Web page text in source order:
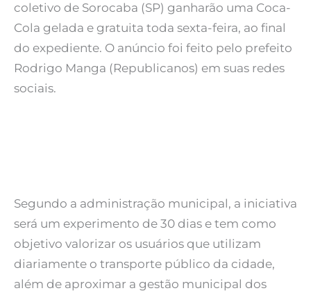
coletivo de Sorocaba (SP) ganharão uma Coca-
Cola gelada e gratuita toda sexta-feira, ao final
do expediente. O anúncio foi feito pelo prefeito
Rodrigo Manga (Republicanos) em suas redes
sociais.
Segundo a administração municipal, a iniciativa
será um experimento de 30 dias e tem como
objetivo valorizar os usuários que utilizam
diariamente o transporte público da cidade,
além de aproximar a gestão municipal dos